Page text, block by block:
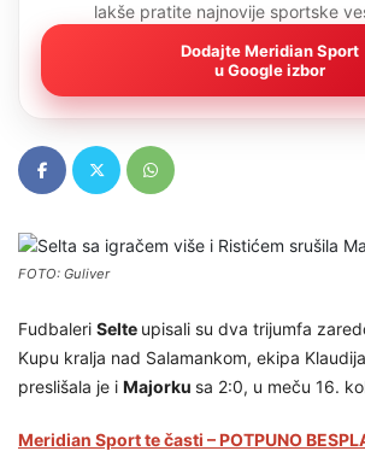
lakše pratite najnovije sportske
Dodajte Meridian Sport
u Google izbor
FOTO: Guliver
Fudbaleri Selte upisali su dva trijumfa
Kupu kralja nad Salamankom, ekipa
preslišala je i Majorku sa 2:0, u meču 16.
Meridian Sport te časti – POTPUNO